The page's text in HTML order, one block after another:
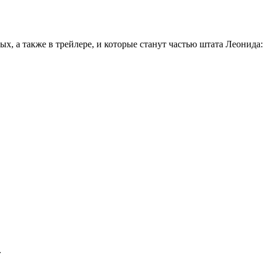
а также в трейлере, и которые станут частью штата Леонида: